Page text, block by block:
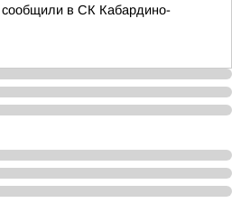
сообщили в СК Кабардино-